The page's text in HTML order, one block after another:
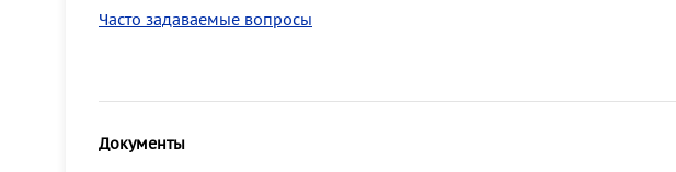
Часто задаваемые вопросы
Документы